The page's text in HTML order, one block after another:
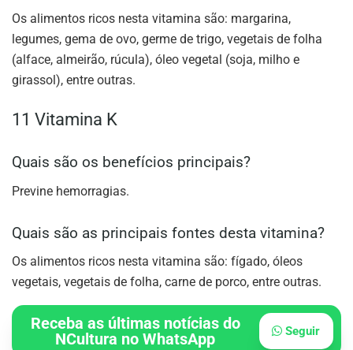
Os alimentos ricos nesta vitamina são: margarina,
legumes, gema de ovo, germe de trigo, vegetais de folha
(alface, almeirão, rúcula), óleo vegetal (soja, milho e
girassol), entre outras.
11 Vitamina K
Quais são os benefícios principais?
Previne hemorragias.
Quais são as principais fontes desta vitamina?
Os alimentos ricos nesta vitamina são: fígado, óleos
vegetais, vegetais de folha, carne de porco, entre outras.
Receba as últimas notícias do
NCultura no WhatsApp
Seguir